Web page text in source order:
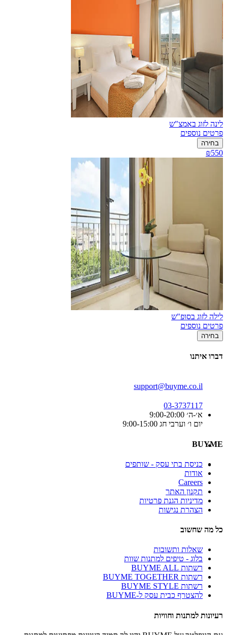
לינה לזוג באמצ"ש
פרטים נוספים
בחירה
₪550
לילה לזוג בסופ"ש
פרטים נוספים
בחירה
דברו איתנו
support@buyme.co.il
03-3737117
א׳-ה׳ 9:00-20:00
יום ו׳ וערבי חג 9:00-15:00
BUYME
כניסת בתי עסק - שותפים
אודות
Careers
תקנון האתר
מדיניות הגנת פרטיות
הצהרת נגישות
כל מה שחשוב
שאלות ותשובות
בלוג - טיפים למתנות שוות
רשתות BUYME ALL
רשתות BUYME TOGETHER
רשתות BUYME STYLE
להצטרף כבית עסק ל-BUYME
רעיונות למתנות וחוויות